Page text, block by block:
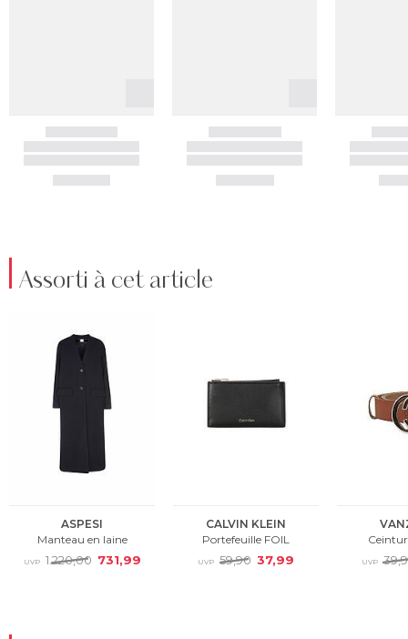
Assorti à cet article